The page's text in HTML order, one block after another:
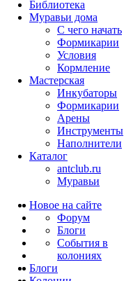
Библиотека
Муравьи дома
С чего начать
Формикарии
Условия
Кормление
Мастерская
Инкубаторы
Формикарии
Арены
Инструменты
Наполнители
Каталог
antclub.ru
Муравьи
Новое на сайте
Форум
Блоги
События в
колониях
Блоги